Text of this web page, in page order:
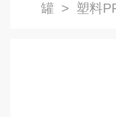
罐 > 塑料